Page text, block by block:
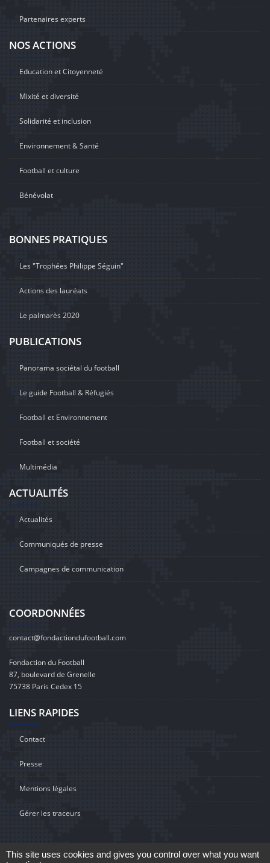
Partenaires experts
NOS ACTIONS
Education et Citoyenneté
Mixité et diversité
Solidarité et inclusion
Environnement & Santé
Football et culture
Bénévolat
BONNES PRATIQUES
Les "Trophées Philippe Séguin"
Actions des lauréats
Le palmarès 2020
PUBLICATIONS
Panorama sociétal du football
Le guide Football & Réfugiés
Football et Environnement
Football et société
Multimédia
ACTUALITÉS
Actualités
Communiqués de presse
Campagnes de communication
COORDONNÉES
contact@fondactiondufootball.com
Fondaction du Football
87, boulevard de Grenelle
75738 Paris Cedex 15
LIENS RAPIDES
Contact
Presse
Mentions légales
Gérer les traceurs
This site uses cookies and gives you control over what you want